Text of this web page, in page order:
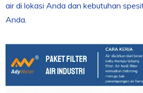
air di lokasi Anda dan kebutuhan
Anda.